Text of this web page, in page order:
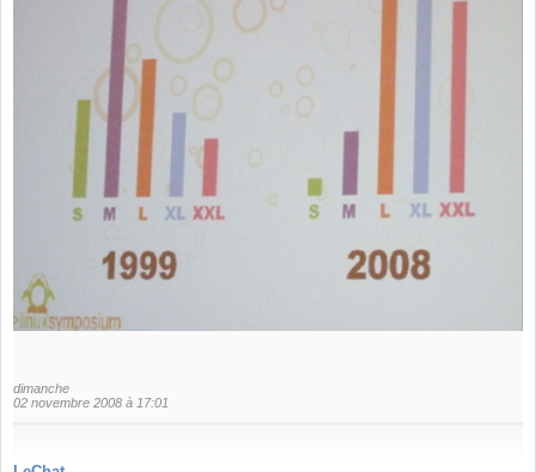
dimanche
02 novembre 2008 à 17:01